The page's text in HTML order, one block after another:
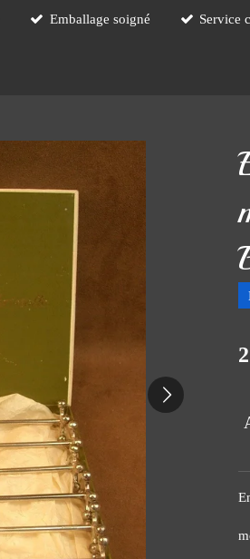
Emballage soigné Service